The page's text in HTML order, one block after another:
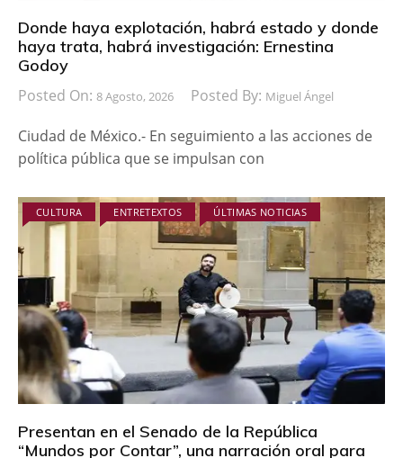
Donde haya explotación, habrá estado y donde
haya trata, habrá investigación: Ernestina
Godoy
Posted On: 8 Agosto, 2026 Posted By: Miguel Ángel
Ciudad de México.- En seguimiento a las acciones de
política pública que se impulsan con
CULTURA ENTRETEXTOS ÚLTIMAS NOTICIAS
Presentan en el Senado de la República
“Mundos por Contar”, una narración oral para